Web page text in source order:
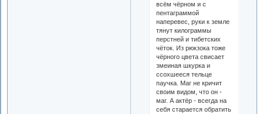
всём чёрном и с
пентаграммой
наперевес, руки к земле
тянут килограммы
перстней и тибетских
чёток. Из рюкзока тоже
чёрного цвета свисает
змеиная шкурка и
ссохшееся тельце
паучка. Маг не кричит
своим видом, что он -
маг. А актёр - всегда на
себя старается обратить